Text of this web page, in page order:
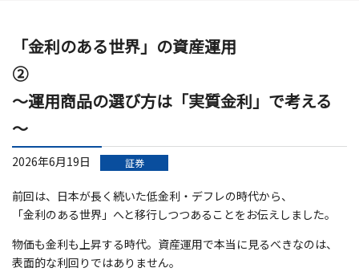
「金利のある世界」の資産運用
～運用商品の選び方は「実質金利」で考える
～
2026年6月19日 証券
前回は、日本が長く続いた低金利・デフレの時代から、
「金利のある世界」へと移行しつつあることをお伝えしました。
物価も金利も上昇する時代。資産運用で本当に見るべきなのは、
表面的な利回りではありません。